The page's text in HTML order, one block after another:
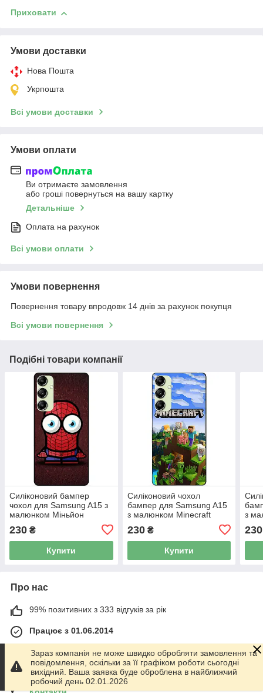
Приховати
Умови доставки
Нова Пошта
Укрпошта
Всі умови доставки
Умови оплати
Ви отримаєте замовлення
або гроші повернуться на вашу картку
Детальніше
Оплата на рахунок
Всі умови оплати
Умови повернення
Повернення товару впродовж 14 днів за рахунок покупця
Всі умови повернення
Подібні товари компанії
Силіконовий бампер
чохол для Samsung A15 з
малюнком Міньйон
Людина-павук Spider man
230 ₴
Купити
Силіконовий чохол
бампер для Samsung A15
з малюнком Minecraft
230₴
Купити
з
230
Про нас
99% позитивних з 333 відгуків за рік
Працює з 01.06.2014
м. Харків
График работы 10.00-17.00. Суббота - Воскресенье
выходной!, Харків, Україна
Зараз компанія не може швидко обробляти замовлення та
повідомлення, оскільки за її графіком роботи сьогодні
вихідний. Ваша заявка буде оброблена в найближчий
робочий день 02.01.2026